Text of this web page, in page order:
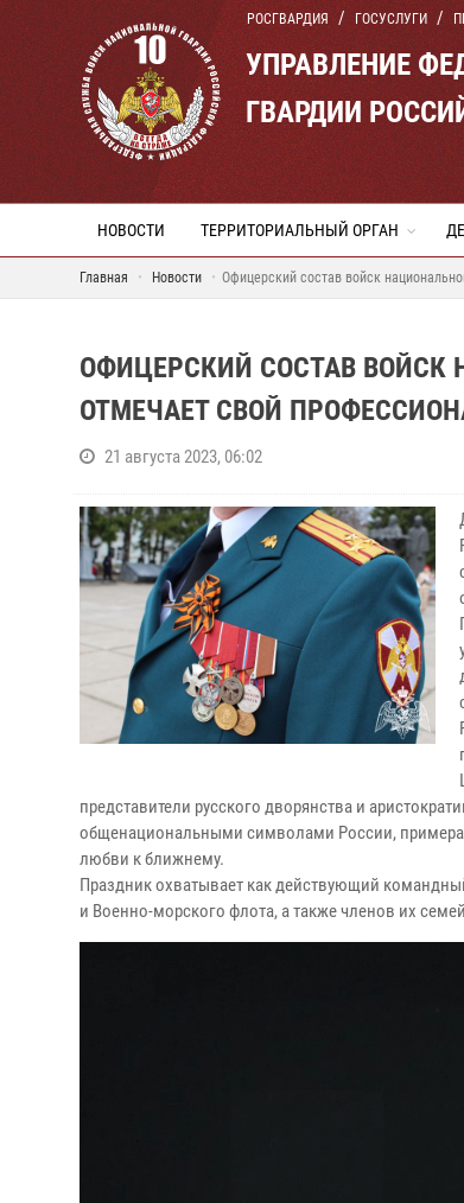
РОСГВАРДИЯ ГОСУСЛУГИ
УПРАВЛЕНИЕ
ГВАРДИИ
НОВОСТИ ТЕРРИТОРИАЛЬНЫЙ ОРГАН
Главная Новости Офицерский состав войск
ОФИЦЕРСКИЙ СОСТАВ ВОЙСК
ОТМЕЧАЕТ СВОЙ
21 августа 2023, 06:02
представители русского дворянства и
общенациональными символами России,
любви к ближнему.
Праздник охватывает как действующий
и Военно-морского флота, а также членов их